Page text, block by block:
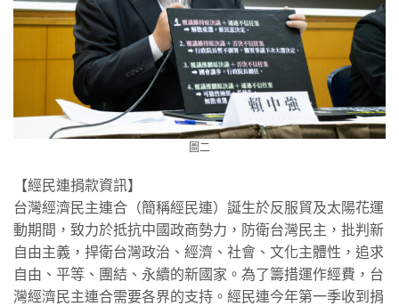
圖二
【經民連捐款資訊】
台灣經濟民主連合（簡稱經民連）誕生於反服貿及太陽花運
動期間，致力於抵抗中國政商勢力，防衛台灣民主，批判新
自由主義，捍衛台灣政治、經濟、社會、文化主體性，追求
自由、平等、團結、永續的新國家。為了籌措運作經費，台
灣經濟民主連合需要各界的支持。經民連今年第一季收到捐